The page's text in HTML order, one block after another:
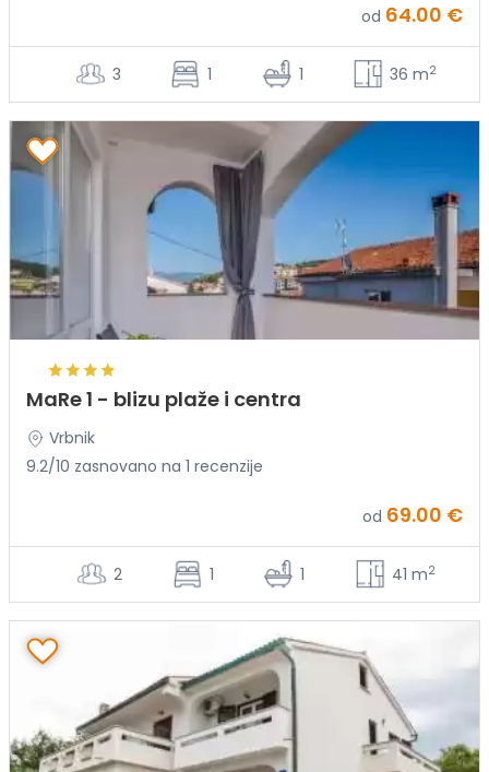
od 64.00 €
3 1 1 36 m2
MaRe 1 - blizu plaže i centra
Vrbnik
9.2/10 zasnovano na 1 recenzije
od 69.00 €
2 1 1 41 m2